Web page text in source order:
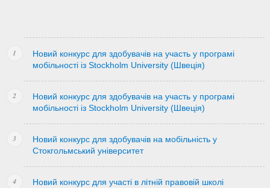
Новий конкурс для здобувачів на участь у програмі
мобільності із Stockholm University (Швеція)
Новий конкурс для здобувачів на участь у програмі
мобільності із Stockholm University (Швеція)
Новий конкурс для здобувачів на мобільність у
Стокгольмський університет
Новий конкурс для участі в літній правовій школі